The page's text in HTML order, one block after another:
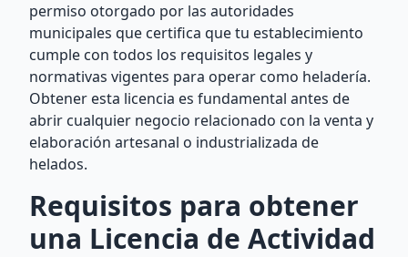
permiso otorgado por las autoridades
municipales que certifica que tu establecimiento
cumple con todos los requisitos legales y
normativas vigentes para operar como heladería.
Obtener esta licencia es fundamental antes de
abrir cualquier negocio relacionado con la venta y
elaboración artesanal o industrializada de
helados.
Requisitos para obtener
una Licencia de Actividad